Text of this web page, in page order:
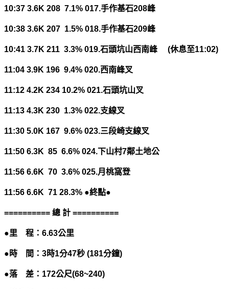
10:37 3.6K 208 7.1% 017.手作基石208峰
10:38 3.6K 207 1.5% 018.手作基石209峰
10:41 3.7K 211 3.3% 019.石頭坑山西南峰(休息至11:02)
11:04 3.9K 196 9.4% 020.西南峰叉
11:12 4.2K 234 10.2% 021.石頭坑山叉
11:13 4.3K 230 1.3% 022.支線叉
11:30 5.0K 167 9.6% 023.三段崎支線叉
11:50 6.3K 85 6.6% 024.下山村7鄰土地公
11:56 6.6K 70 3.6% 025.月桃窩登
11:56 6.6K 71 28.3% ●終點●
========== 總 計 ==========
●里 程： 6.63公里
●時 間： 3時1分47秒 (181分鐘)
●落 差： 172公尺(68~240)